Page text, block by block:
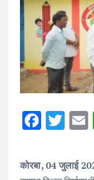
F
e
T
it
कोरबा, 04 जुलाई